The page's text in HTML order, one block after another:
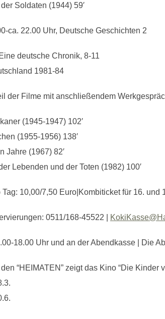
Soldaten (1944) 59′
ca. 22.00 Uhr, Deutsche Geschichten 2
deutsche Chronik, 8-11
1981-84
der Filme mit anschließendem
(1945-1947) 102′
(1955-1956) 138′
Jahre (1967) 82′
Lebenden und der Toten (1982) 100′
Tag: 10,00/7,50 Euro|Kombiticket für 16. und
0511/168-45522 |
18.00 Uhr und an der Abendkasse | Die
“HEIMATEN” zeigt das Kino “Die Kinder